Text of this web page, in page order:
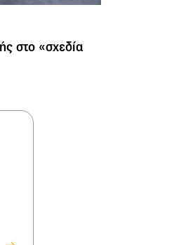
στο «σχεδία